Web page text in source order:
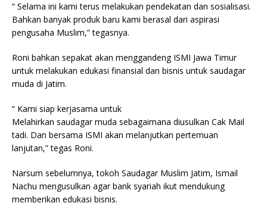
“ Selama ini kami terus melakukan pendekatan dan sosialisasi.
Bahkan banyak produk baru kami berasal dari aspirasi
pengusaha Muslim,” tegasnya.
Roni bahkan sepakat akan menggandeng ISMI Jawa Timur
untuk melakukan edukasi finansial dan bisnis untuk saudagar
muda di Jatim.
“ Kami siap kerjasama untuk
Melahirkan saudagar muda sebagaimana diusulkan Cak Mail
tadi. Dan bersama ISMI akan melanjutkan pertemuan
lanjutan,” tegas Roni.
Narsum sebelumnya, tokoh Saudagar Muslim Jatim, Ismail
Nachu mengusulkan agar bank syariah ikut mendukung
memberikan edukasi bisnis.